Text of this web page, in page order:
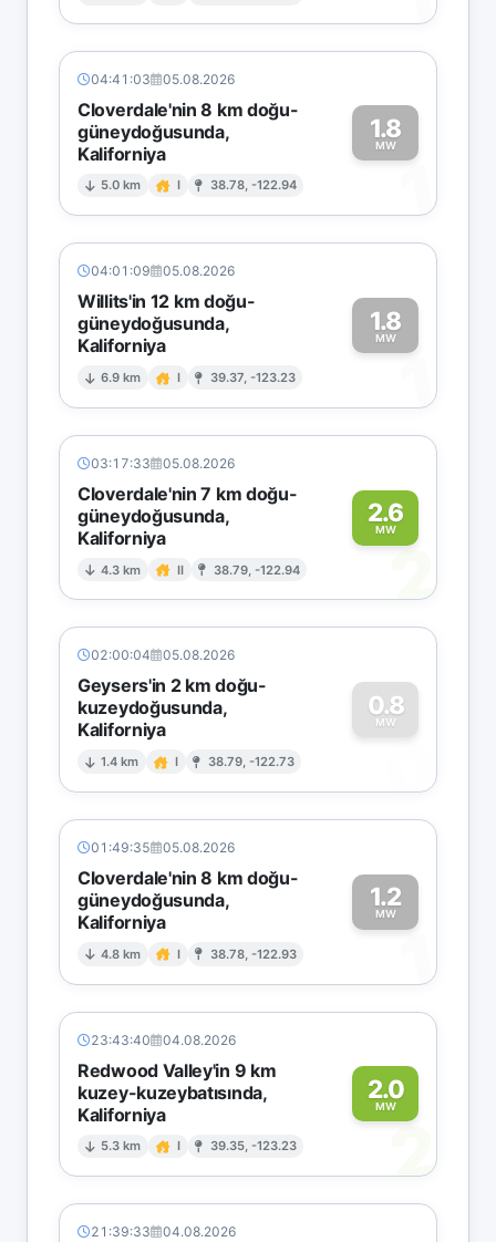
04:41:03 05.08.2026
Cloverdale'nin 8 km doğu-
güneydoğusunda,
Kaliforniya
5.0 km I 38.78, -122.94
1.8
MW
1
04:01:09 05.08.2026
Willits'in 12 km doğu-
güneydoğusunda,
Kaliforniya
6.9 km I 39.37, -123.23
1.8
MW
1
03:17:33 05.08.2026
Cloverdale'nin 7 km doğu-
güneydoğusunda,
Kaliforniya
4.3 km II 38.79, -122.94
2.6
MW
2
02:00:04 05.08.2026
Geysers'in 2 km doğu-
kuzeydoğusunda,
Kaliforniya
1.4 km I 38.79, -122.73
0.8
MW
0
01:49:35 05.08.2026
Cloverdale'nin 8 km doğu-
güneydoğusunda,
Kaliforniya
4.8 km I 38.78, -122.93
1.2
MW
1
23:43:40 04.08.2026
Redwood Valley'in 9 km
kuzey-kuzeybatısında,
Kaliforniya
5.3 km I 39.35, -123.23
2.0
MW
2
21:39:33 04.08.2026